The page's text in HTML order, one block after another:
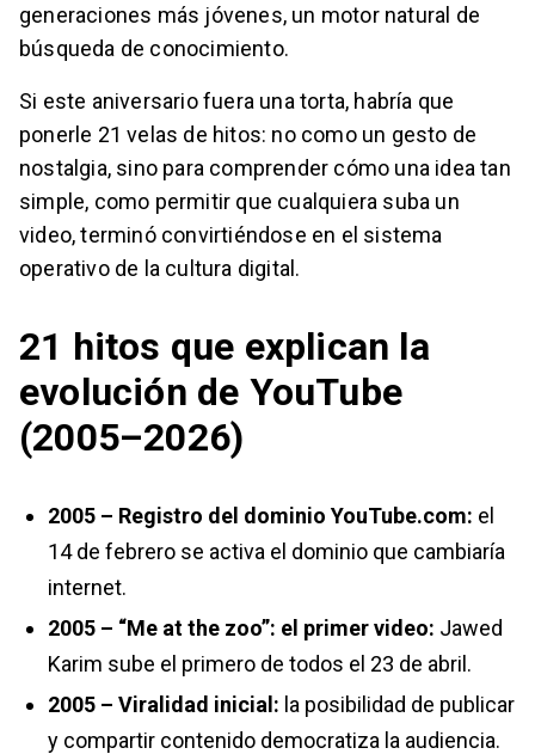
generaciones más jóvenes, un motor natural de
búsqueda de conocimiento.
Si este aniversario fuera una torta, habría que
ponerle 21 velas de hitos: no como un gesto de
nostalgia, sino para comprender cómo una idea tan
simple, como permitir que cualquiera suba un
video, terminó convirtiéndose en el sistema
operativo de la cultura digital.
21 hitos que explican la
evolución de YouTube
(2005–2026)
2005 – Registro del dominio YouTube.com: el
14 de febrero se activa el dominio que cambiaría
internet.
2005 – “Me at the zoo”: el primer video: Jawed
Karim sube el primero de todos el 23 de abril.
2005 – Viralidad inicial: la posibilidad de publicar
y compartir contenido democratiza la audiencia.